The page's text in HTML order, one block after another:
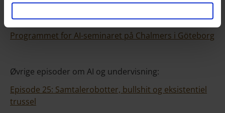
Professor Thore Husfeldt, IT-Universitetet i
København
Programmet for AI-seminaret på Chalmers i Göteborg
Øvrige episoder om AI og undervisning:
Episode 25: Samtalerobotter, bullshit og eksistentiel
trussel